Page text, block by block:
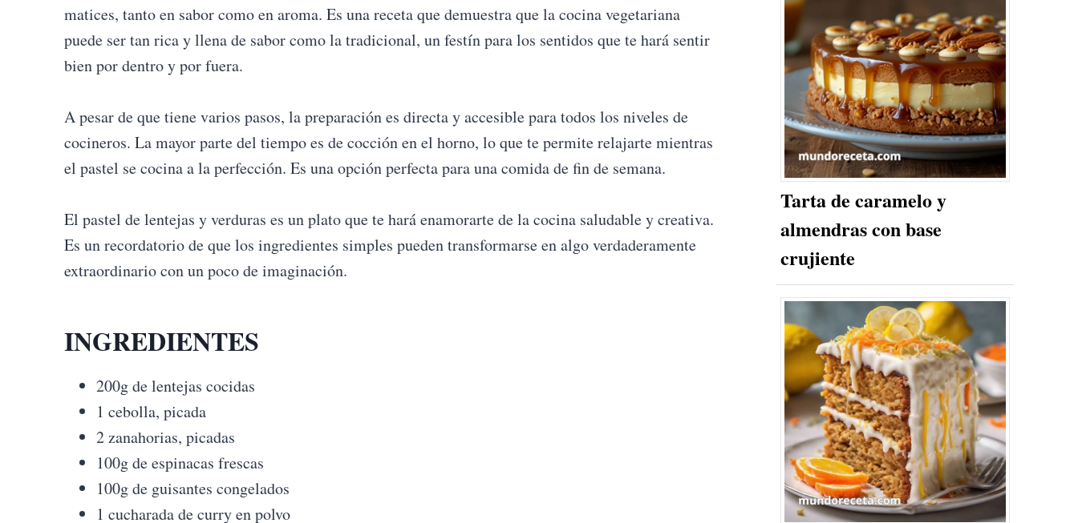
matices, tanto en sabor como en aroma. Es una receta que demuestra que la cocina vegetariana
puede ser tan rica y llena de sabor como la tradicional, un festín para los sentidos que te hará sentir
bien por dentro y por fuera.
A pesar de que tiene varios pasos, la preparación es directa y accesible para todos los niveles de
cocineros. La mayor parte del tiempo es de cocción en el horno, lo que te permite relajarte mientras
el pastel se cocina a la perfección. Es una opción perfecta para una comida de fin de semana.
El pastel de lentejas y verduras es un plato que te hará enamorarte de la cocina saludable y creativa.
Es un recordatorio de que los ingredientes simples pueden transformarse en algo verdaderamente
extraordinario con un poco de imaginación.
INGREDIENTES
200g de lentejas cocidas
1 cebolla, picada
2 zanahorias, picadas
100g de espinacas frescas
100g de guisantes congelados
1 cucharada de curry en polvo
Tarta de caramelo y
almendras con base
crujiente